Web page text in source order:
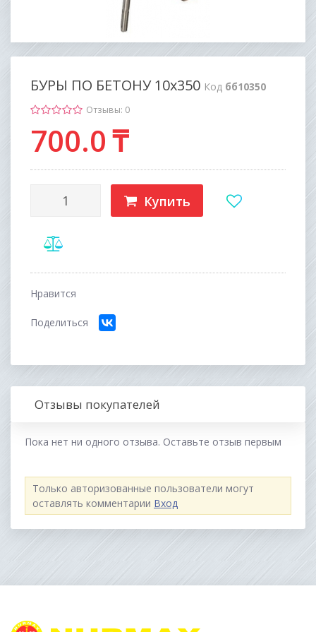
БУРЫ ПО БЕТОНУ 10х350 Код бб10350
Отзывы: 0
700.0₸
Купить
Нравится
Поделиться
Отзывы покупателей
Пока нет ни одного отзыва. Оставьте отзыв первым
Только авторизованные пользователи могут
оставлять комментарии Вход